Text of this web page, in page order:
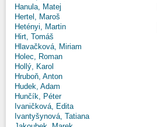
Hanula, Matej
Hertel, Maroš
Hetényi, Martin
Hirt, Tomáš
Hlavačková, Miriam
Holec, Roman
Hollý, Karol
Hruboň, Anton
Hudek, Adam
Hunčík, Péter
Ivaničková, Edita
Ivantyšynová, Tatiana